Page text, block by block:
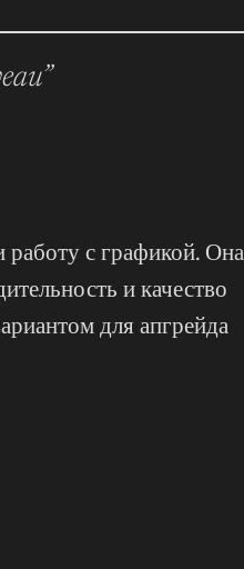
работу с графикой. Она
и качество
для апгрейда